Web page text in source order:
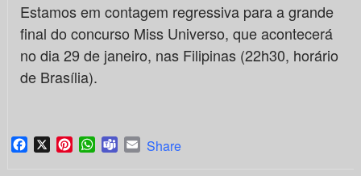
Estamos em contagem regressiva para a grande
final do concurso Miss Universo, que acontecerá
no dia 29 de janeiro, nas Filipinas (22h30, horário
de Brasília).
Facebook
X PinterestWhatsApp
TeamsEmail
Share